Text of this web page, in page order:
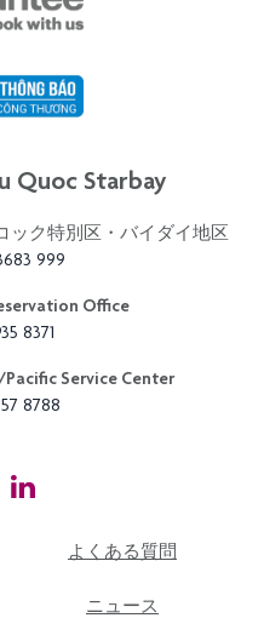
Quoc Starbay
ック特別区・バイダイ地区
999
Office
8371
Service Center
8788
よくある質問
ニュース